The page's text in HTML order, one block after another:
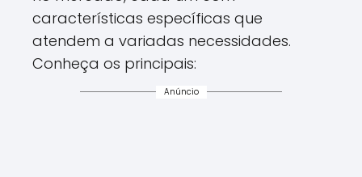
características específicas que
atendem a variadas necessidades.
Conheça os principais:
Anúncio